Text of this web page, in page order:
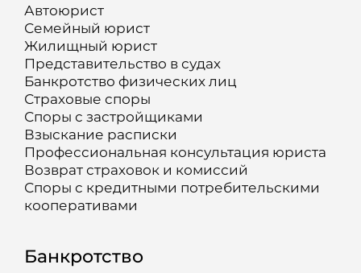
Автоюрист
Семейный юрист
Жилищный юрист
Представительство в судах
Банкротство физических лиц
Страховые споры
Споры с застройщиками
Взыскание расписки
Профессиональная консультация юриста
Возврат страховок и комиссий
Споры с кредитными потребительскими
кооперативами
Банкротство